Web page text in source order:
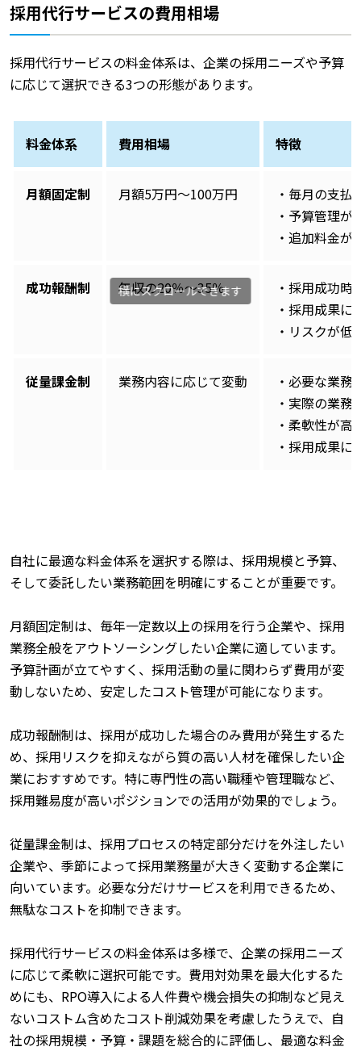
採用代行サービスの費用相場
採用代行サービスの料金体系は、企業の採用ニーズや予算
に応じて選択できる3つの形態があります。
料金体系 費用相場 特徴
月額固定制 月額5万円〜100万円
・毎月の支払
・予算管理が
・追加料金が
成功報酬制 年収の20％〜35％
・採用成功時
・採用成果に
・リスクが低
従量課金制 業務内容に応じて変動
・必要な業務
・実際の業務
・柔軟性が高
・採用成果に
自社に最適な料金体系を選択する際は、採用規模と予算、
そして委託したい業務範囲を明確にすることが重要です。
月額固定制は、毎年一定数以上の採用を行う企業や、採用
業務全般をアウトソーシングしたい企業に適しています。
予算計画が立てやすく、採用活動の量に関わらず費用が変
動しないため、安定したコスト管理が可能になります。
成功報酬制は、採用が成功した場合のみ費用が発生するた
め、採用リスクを抑えながら質の高い人材を確保したい企
業におすすめです。特に専門性の高い職種や管理職など、
採用難易度が高いポジションでの活用が効果的でしょう。
従量課金制は、採用プロセスの特定部分だけを外注したい
企業や、季節によって採用業務量が大きく変動する企業に
向いています。必要な分だけサービスを利用できるため、
無駄なコストを抑制できます。
採用代行サービスの料金体系は多様で、企業の採用ニーズ
に応じて柔軟に選択可能です。費用対効果を最大化するた
めにも、RPO導入による人件費や機会損失の抑制など見え
ないコストム含めたコスト削減効果を考慮したうえで、自
社の採用規模・予算・課題を総合的に評価し、最適な料金